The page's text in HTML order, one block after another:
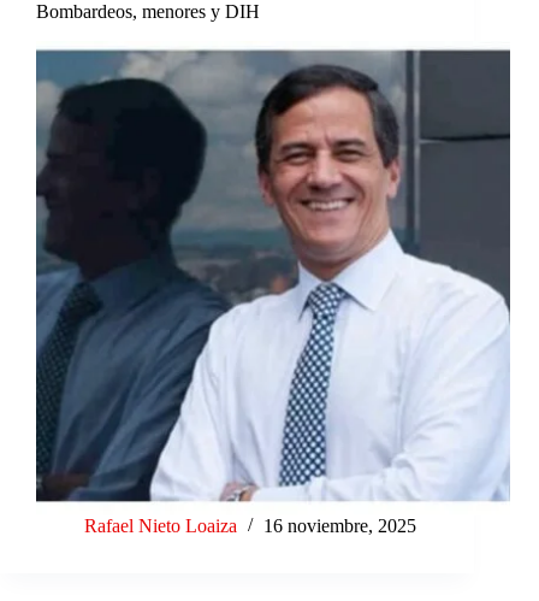
Bombardeos, menores y DIH
Rafael Nieto Loaiza 16 noviembre, 2025